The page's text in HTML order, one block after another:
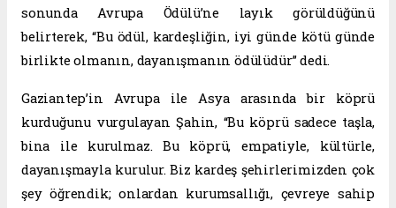
sonunda Avrupa Ödülü’ne layık görüldüğünü
belirterek, “Bu ödül, kardeşliğin, iyi günde kötü günde
birlikte olmanın, dayanışmanın ödülüdür” dedi.
Gaziantep’in Avrupa ile Asya arasında bir köprü
kurduğunu vurgulayan Şahin, “Bu köprü sadece taşla,
bina ile kurulmaz. Bu köprü, empatiyle, kültürle,
dayanışmayla kurulur. Biz kardeş şehirlerimizden çok
şey öğrendik; onlardan kurumsallığı, çevreye sahip